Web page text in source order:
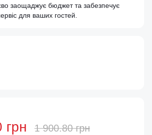
заощаджує бюджет та забезпечує
для ваших гостей.
грн 1 900.80 грн